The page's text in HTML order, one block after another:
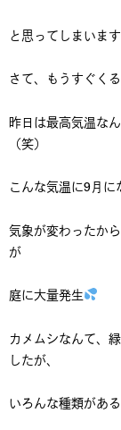
と思ってしまいま
さて、もうすぐく
昨日は最高気温な
（笑）
こんな気温に9月に
気象が変わったか
が
庭に大量発生
カメムシなんて、
したが、
いろんな種類がある